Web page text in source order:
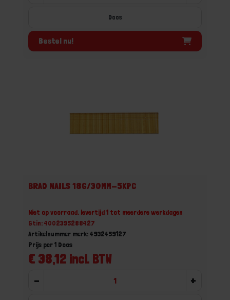
Doos
Bestel nu!
BRAD NAILS 18G/30MM-5KPC
Niet op voorraad, levertijd 1 tot meerdere werkdagen
Gtin: 4002395288427
Artikelnummer merk: 4932459127
€ 38,12 incl. BTW
Prijs per 1 Doos
- +